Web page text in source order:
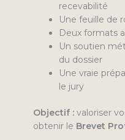
recevabilité
Une feuille de
Deux formats
Un soutien
du dossier
Une vraie
le jury
Objectif : valoriser
obtenir le Brevet